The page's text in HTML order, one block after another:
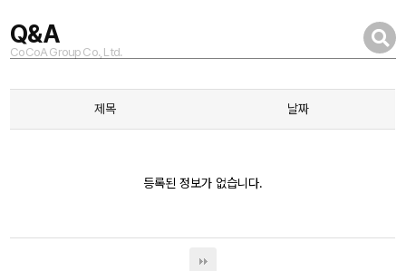
Q&A
CoCoA Group Co., Ltd.
제목 날짜
등록된 정보가 없습니다.